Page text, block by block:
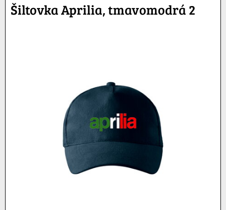
Šiltovka Aprilia, tmavomodrá 2